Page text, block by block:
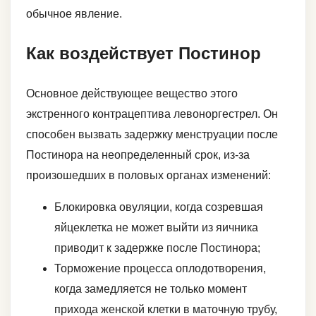
обычное явление.
Как воздействует Постинор
Основное действующее вещество этого
экстренного контрацептива левоноргестрел. Он
способен вызвать задержку менструации после
Постинора на неопределенный срок, из-за
произошедших в половых органах изменений:
Блокировка овуляции, когда созревшая
яйцеклетка не может выйти из яичника
приводит к задержке после Постинора;
Торможение процесса оплодотворения,
когда замедляется не только момент
прихода женской клетки в маточную трубу,